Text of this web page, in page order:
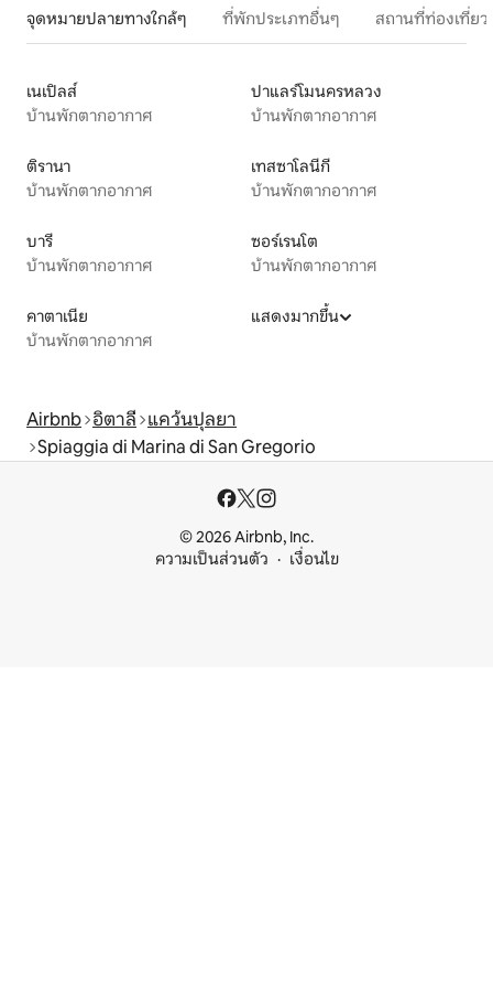
จุดหมายปลายทางใกล้ๆ ที่พักประเภทอื่นๆ สถานที่ท่องเที่ย
เนเปิลส์
บ้านพักตากอากาศ
ปาแลร์โมนครหลวง
บ้านพักตากอากาศ
ติรานา
บ้านพักตากอากาศ
เทสซาโลนีกี
บ้านพักตากอากาศ
บารี
บ้านพักตากอากาศ
ซอร์เรนโต
บ้านพักตากอากาศ
คาตาเนีย
บ้านพักตากอากาศ
แสดงมากขึ้น
Airbnb อิตาลี แคว้นปุลยา
Spiaggia di Marina di San Gregorio
© 2026 Airbnb, Inc.
ความเป็นส่วนตัว
เงื่อนไข